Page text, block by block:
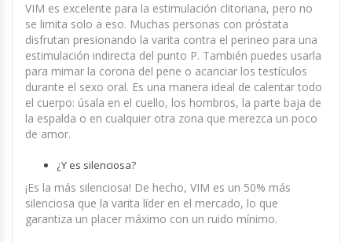
VIM es excelente para la estimulación clitoriana, pero no
se limita solo a eso. Muchas personas con próstata
disfrutan presionando la varita contra el perineo para una
estimulación indirecta del punto P. También puedes usarla
para mimar la corona del pene o acariciar los testículos
durante el sexo oral. Es una manera ideal de calentar todo
el cuerpo: úsala en el cuello, los hombros, la parte baja de
la espalda o en cualquier otra zona que merezca un poco
de amor.
¿Y es silenciosa?
¡Es la más silenciosa! De hecho, VIM es un 50% más
silenciosa que la varita líder en el mercado, lo que
garantiza un placer máximo con un ruido mínimo.